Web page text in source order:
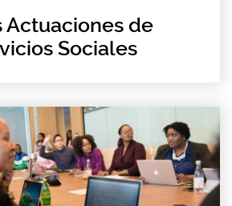
Actuaciones de
Sociales